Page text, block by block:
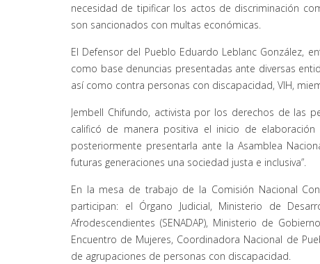
necesidad de tipificar los actos de discriminación
son sancionados con multas económicas.
El Defensor del Pueblo Eduardo Leblanc González,
como base denuncias presentadas ante diversas
así como contra personas con discapacidad, VIH,
Jembell Chifundo, activista por los derechos de las
calificó de manera positiva el inicio de
posteriormente presentarla ante la Asamblea
futuras generaciones una sociedad justa e inclusiva”.
En la mesa de trabajo de la Comisión Nacional
participan: el Órgano Judicial, Ministerio de
Afrodescendientes (SENADAP), Ministerio de
Encuentro de Mujeres, Coordinadora Nacional de
de agrupaciones de personas con discapacidad.